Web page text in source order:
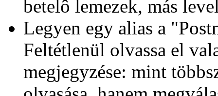
betelô lemezek, más
Legyen egy alias a
Feltétlenül olvassa el
megjegyzése: mint